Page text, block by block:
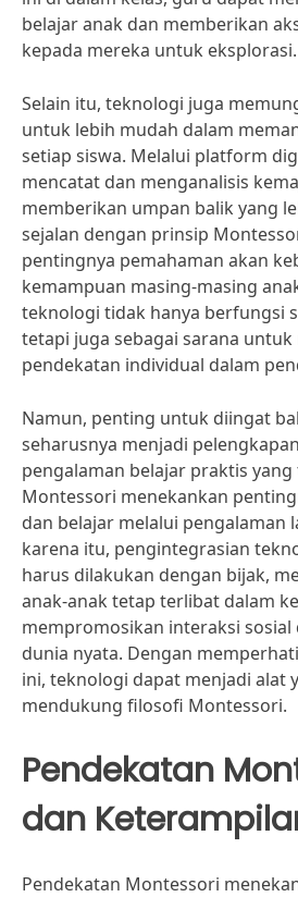
belajar anak dan memberikan
kepada mereka untuk eksplorasi.
Selain itu, teknologi juga
untuk lebih mudah dalam
setiap siswa. Melalui platform
mencatat dan menganalisis
memberikan umpan balik yang
sejalan dengan prinsip
pentingnya pemahaman akan
kemampuan masing-masing
teknologi tidak hanya berfungsi
tetapi juga sebagai sarana
pendekatan individual dalam
Namun, penting untuk diingat
seharusnya menjadi
pengalaman belajar praktis
Montessori menekankan
dan belajar melalui pengalaman
karena itu, pengintegrasian
harus dilakukan dengan bijak,
anak-anak tetap terlibat dalam
mempromosikan interaksi sosial
dunia nyata. Dengan
ini, teknologi dapat menjadi alat
mendukung filosofi Montessori.
Pendekatan
dan
Pendekatan Montessori